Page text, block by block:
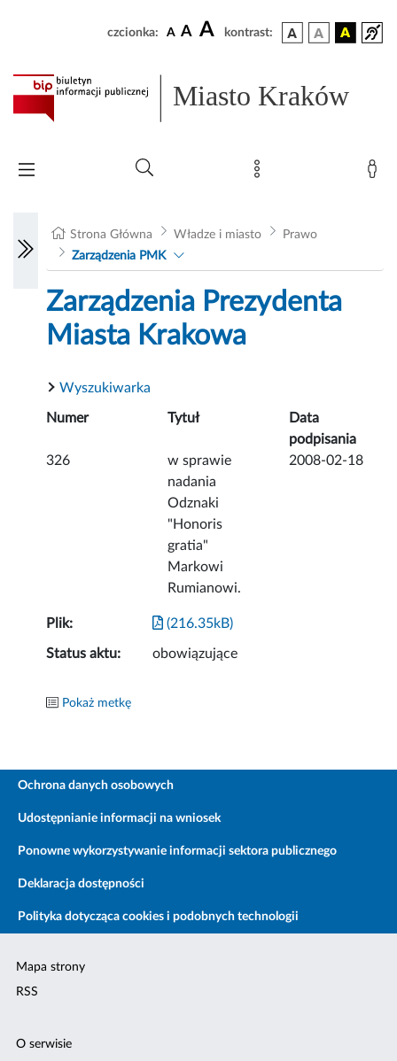
czcionka: A A A kontrast:
Miasto Kraków
Strona Główna Władze i miasto
Prawo
Zarządzenia PMK
Zarządzenia Prezydenta
Miasta Krakowa
Wyszukiwarka
Numer Tytuł
Data
podpisania
326
w sprawie
nadania
Odznaki
"Honoris
gratia"
Markowi
Rumianowi.
2008-02-18
Plik: (216.35kB)
Status aktu: obowiązujące
Pokaż metkę
Ochrona danych osobowych
Udostępnianie informacji na wniosek
Ponowne wykorzystywanie informacji sektora publicznego
Deklaracja dostępności
Polityka dotycząca cookies i podobnych technologii
Mapa strony
RSS
O serwisie